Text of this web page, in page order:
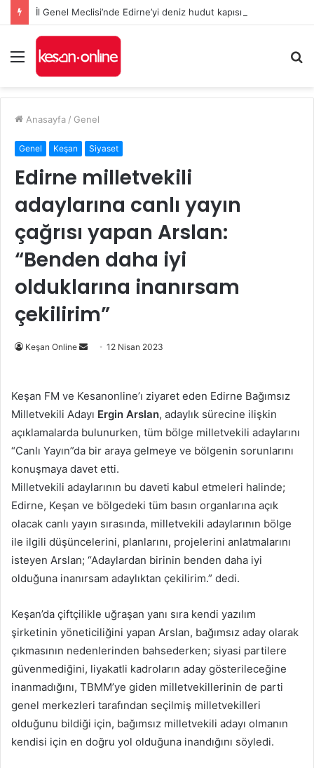
Menü
...
Anasayfa / Genel
Genel Keşan Siyaset
Edirne milletvekili
adaylarına canlı yayın
çağrısı yapan Arslan:
“Benden daha iyi
olduklarına inanırsam
çekilirim”
Keşan Online
Bir
göndermek
12 Nisan 2023
Keşan FM ve Kesanonline’ı ziyaret eden Edirne Bağımsız
Milletvekili Adayı Ergin Arslan, adaylık sürecine ilişkin
açıklamalarda bulunurken, tüm bölge milletvekili adaylarını
“Canlı Yayın”da bir araya gelmeye ve bölgenin sorunlarını
konuşmaya davet etti.
Milletvekili adaylarının bu daveti kabul etmeleri halinde;
Edirne, Keşan ve bölgedeki tüm basın organlarına açık
olacak canlı yayın sırasında, milletvekili adaylarının bölge
ile ilgili düşüncelerini, planlarını, projelerini anlatmalarını
isteyen Arslan; “Adaylardan birinin benden daha iyi
olduğuna inanırsam adaylıktan çekilirim.” dedi.
Keşan’da çiftçilikle uğraşan yanı sıra kendi yazılım
şirketinin yöneticiliğini yapan Arslan, bağımsız aday olarak
çıkmasının nedenlerinden bahsederken; siyasi partilere
güvenmediğini, liyakatli kadroların aday gösterileceğine
inanmadığını, TBMM’ye giden milletvekillerinin de parti
genel merkezleri tarafından seçilmiş milletvekilleri
olduğunu bildiği için, bağımsız milletvekili adayı olmanın
kendisi için en doğru yol olduğuna inandığını söyledi.